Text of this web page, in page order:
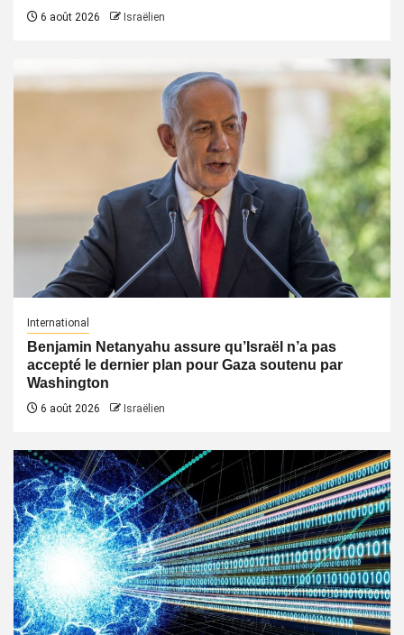
6 août 2026 Israëlien
International
Benjamin Netanyahu assure qu’Israël n’a pas
accepté le dernier plan pour Gaza soutenu par
Washington
6 août 2026 Israëlien